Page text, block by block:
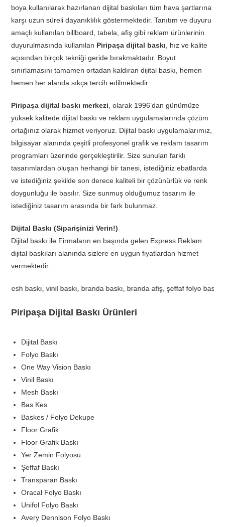
boya kullanılarak hazırlanan dijital baskıları tüm hava şartlarına
karşı uzun süreli dayanıklılık göstermektedir. Tanıtım ve duyuru
amaçlı kullanılan billboard, tabela, afiş gibi reklam ürünlerinin
duyurulmasında kullanılan Piripaşa dijital baskı, hız ve kalite
açısından birçok tekniği geride bırakmaktadır. Boyut
sınırlamasını tamamen ortadan kaldıran dijital baskı, hemen
hemen her alanda sıkça tercih edilmektedir.
Piripaşa dijital baskı merkezi, olarak 1996’dan günümüze
yüksek kalitede dijital baskı ve reklam uygulamalarında çözüm
ortağınız olarak hizmet veriyoruz. Dijital baskı uygulamalarımız,
bilgisayar alanında çeşitli profesyonel grafik ve reklam tasarım
programları üzerinde gerçekleştirilir. Size sunulan farklı
tasarımlardan oluşan herhangi bir tanesi, istediğiniz ebatlarda
ve istediğiniz şekilde son derece kaliteli bir çözünürlük ve renk
doygunluğu ile basılır. Size sunmuş olduğumuz tasarım ile
istediğiniz tasarım arasında bir fark bulunmaz.
Dijital Baskı (Siparişinizi Verin!)
Dijital baskı ile Firmaların en başında gelen Express Reklam
dijital baskıları alanında sizlere en uygun fiyatlardan hizmet
vermektedir.
one way vision baskı,
Piripaşa Dijital Baskı Ürünleri
Dijital Baskı
Folyo Baskı
One Way Vision Baskı
Vinil Baskı
Mesh Baskı
Bas Kes
Baskes / Folyo Dekupe
Floor Grafik
Floor Grafik Baskı
Yer Zemin Folyosu
Şeffaf Baskı
Transparan Baskı
Oracal Folyo Baskı
Unifol Folyo Baskı
Avery Dennison Folyo Baskı